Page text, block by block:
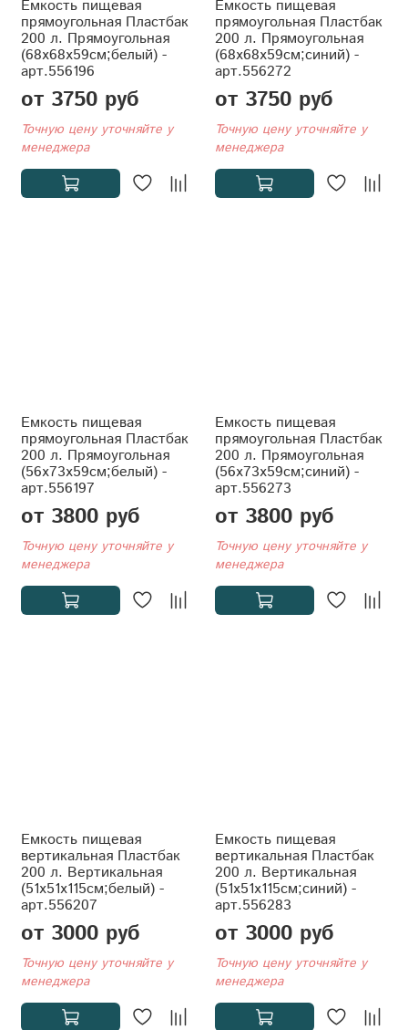
Емкость пищевая
прямоугольная Пластбак
200 л. Прямоугольная
(68x68x59см;белый) -
арт.556196
от 3750 руб
Точную цену уточняйте у
менеджера
Емкость пищевая
прямоугольная Пластбак
200 л. Прямоугольная
(68x68x59см;синий) -
арт.556272
от 3750 руб
Точную цену уточняйте у
менеджера
Емкость пищевая
прямоугольная Пластбак
200 л. Прямоугольная
(56x73x59см;белый) -
арт.556197
от 3800 руб
Точную цену уточняйте у
менеджера
Емкость пищевая
прямоугольная Пластбак
200 л. Прямоугольная
(56x73x59см;синий) -
арт.556273
от 3800 руб
Точную цену уточняйте у
менеджера
Емкость пищевая
вертикальная Пластбак
200 л. Вертикальная
(51x51x115см;белый) -
арт.556207
от 3000 руб
Точную цену уточняйте у
менеджера
Емкость пищевая
вертикальная Пластбак
200 л. Вертикальная
(51x51x115см;синий) -
арт.556283
от 3000 руб
Точную цену уточняйте у
менеджера